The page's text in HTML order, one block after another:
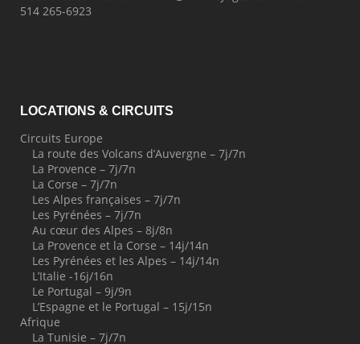
514 265-6923
LOCATIONS & CIRCUITS
Circuits Europe
La route des Volcans d’Auvergne – 7j/7n
La Provence – 7j/7n
La Corse – 7j/7n
Les Alpes françaises – 7j/7n
Les Pyrénées – 7j/7n
Au cœur des Alpes – 8j/8n
La Provence et la Corse – 14j/14n
Les Pyrénées et les Alpes – 14j/14n
L’Italie -16j/16n
Le Portugal – 9j/9n
L’Espagne et le Portugal – 15j/15n
Afrique
La Tunisie – 7j/7n